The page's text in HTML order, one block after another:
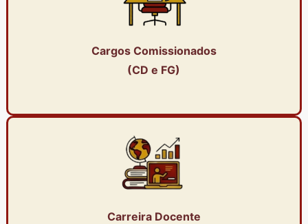
Cargos Comissionados
(CD e FG)
Carreira Docente